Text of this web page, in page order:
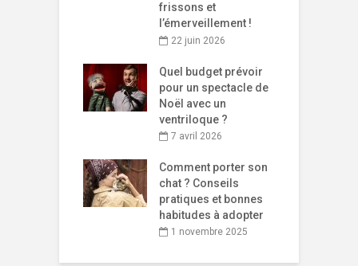
frissons et
l’émerveillement !
22 juin 2026
Quel budget prévoir
pour un spectacle de
Noël avec un
ventriloque ?
7 avril 2026
Comment porter son
chat ? Conseils
pratiques et bonnes
habitudes à adopter
1 novembre 2025